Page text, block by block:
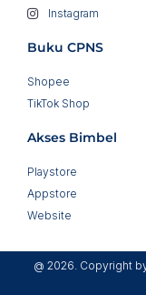
Instagram
Buku CPNS
Shopee
TikTok Shop
Akses Bimbel
Playstore
Appstore
Website
@ 2026. Copyright